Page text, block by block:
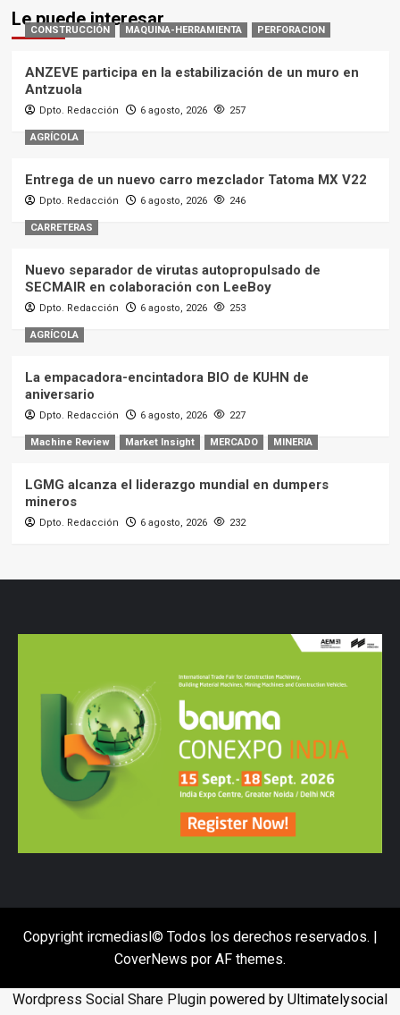
Le puede interesar
CONSTRUCCIÓN MAQUINA-HERRAMIENTA PERFORACION
ANZEVE participa en la estabilización de un muro en
Antzuola
Dpto. Redacción 6 agosto, 2026 257
AGRÍCOLA
Entrega de un nuevo carro mezclador Tatoma MX V22
Dpto. Redacción 6 agosto, 2026 246
CARRETERAS
Nuevo separador de virutas autopropulsado de
SECMAIR en colaboración con LeeBoy
Dpto. Redacción 6 agosto, 2026 253
AGRÍCOLA
La empacadora-encintadora BIO de KUHN de
aniversario
Dpto. Redacción 6 agosto, 2026 227
Machine Review Market Insight MERCADO MINERIA
LGMG alcanza el liderazgo mundial en dumpers
mineros
Dpto. Redacción 6 agosto, 2026 232
Copyright ircmediasl© Todos los derechos reservados. |
CoverNews por AF themes.
Wordpress Social Share Plugin powered by Ultimatelysocial